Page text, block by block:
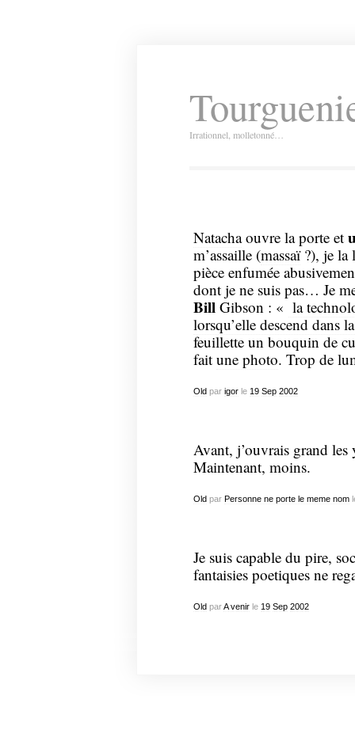
Irrationnel, molletonné…
Natachaouvre la porte et
m’assaille (massaï?), je la
pièce enfumée
dont je ne suis pas… Je
BillGibson : « la
lorsqu’elle descend dans
feuillette un bouquin de
faitune photo. Trop de
Oldpar igorle 19 Sep 2002
Avant, j’ouvrais grand les
Maintenant, moins.
Oldpar Personne ne porte le meme nom
Je suis capable du pire,
fantaisies poetiques ne
OldparA venirle 19 Sep 2002